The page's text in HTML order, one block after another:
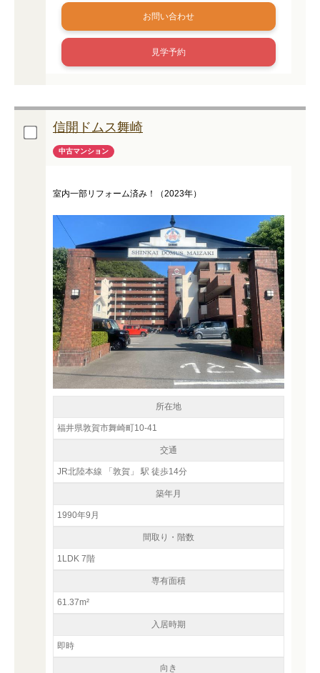
お問い合わせ
見学予約
信開ドムス舞崎
中古マンション
室内一部リフォーム済み！（2023年）
所在地
福井県敦賀市舞崎町10-41
交通
JR北陸本線 「敦賀」 駅 徒歩14分
築年月
1990年9月
間取り・階数
1LDK 7階
専有面積
61.37m²
入居時期
即時
向き